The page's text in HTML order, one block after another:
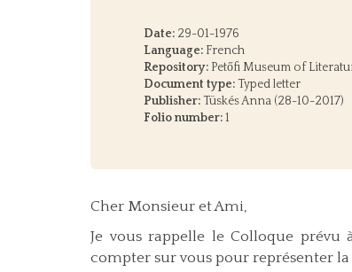
Date: 29-01-1976
Language: French
Repository: Petőfi Museum of
Document type: Typed letter
Publisher: Tüskés Anna (28-10-2017)
Folio number:1
Cher Monsieur et Ami,
Je vous rappelle le Colloque prévu
compter sur vous pour représenter la